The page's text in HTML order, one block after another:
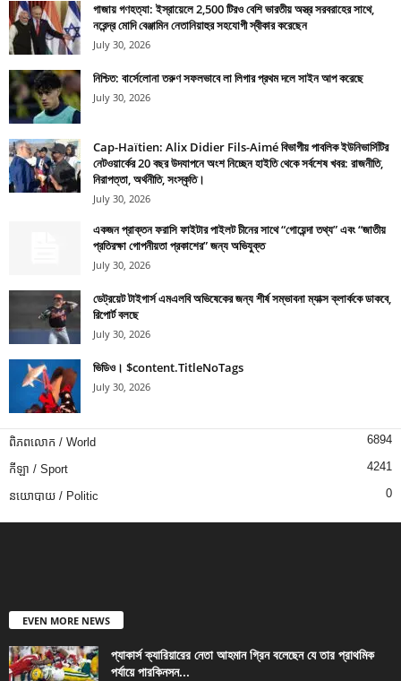
গাজায় গণহত্যা: ইস্রায়েলে 2,500 টিরও বেশি ভারতীয় অস্ত্র সরবরাহের সাথে,
নরেন্দ্র মোদি বেঞ্জামিন নেতানিয়াহুর সহযোগী স্বীকার করেছেন
July 30, 2026
নিশ্চিত: বার্সেলোনা তরুণ সফলভাবে লা লিগার প্রথম দলে সাইন আপ করেছে
July 30, 2026
Cap-Haïtien: Alix Didier Fils-Aimé বিভাগীয় পাবলিক ইউনিভার্সিটির
নেটওয়ার্কের 20 বছর উদযাপনে অংশ নিচ্ছেন হাইতি থেকে সর্বশেষ খবর: রাজনীতি,
নিরাপত্তা, অর্থনীতি, সংস্কৃতি।
July 30, 2026
একজন প্রাক্তন ফরাসি ফাইটার পাইলট চীনের সাথে “গোয়েন্দা তথ্য” এবং “জাতীয়
প্রতিরক্ষা গোপনীয়তা প্রকাশের” জন্য অভিযুক্ত
July 30, 2026
ডেট্রয়েট টাইগার্স এমএলবি অভিষেকের জন্য শীর্ষ সম্ভাবনা ম্যাক্স ক্লার্ককে ডাকবে,
রিপোর্ট বলছে
July 30, 2026
ভিডিও। $content.TitleNoTags
July 30, 2026
ពិភពលោក / World 6894
កីឡា / Sport 4241
នយោបាយ / Politic 0
EVEN MORE NEWS
প্যাকার্স ক্যারিয়ারের নেতা আহমান গ্রিন বলেছেন যে তার প্রাথমিক
পর্যায়ে পারকিনসন...